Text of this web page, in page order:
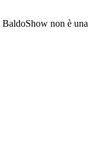
BaldoShow non è una